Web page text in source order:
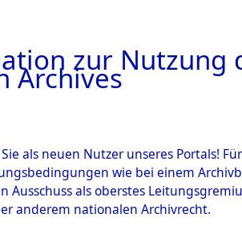
zur Nutzung
Archives
als neuen Nutzer unseres Portals!
wie bei einem
Ausschuss als oberstes
anderem nationalen Archivrecht.